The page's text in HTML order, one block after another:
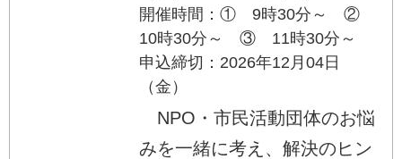
開催時間：① 9時30分～ ②
10時30分～ ③ 11時30分～
申込締切：2026年12月04日
（金）
NPO・市民活動団体のお悩
みを一緒に考え、解決のヒン